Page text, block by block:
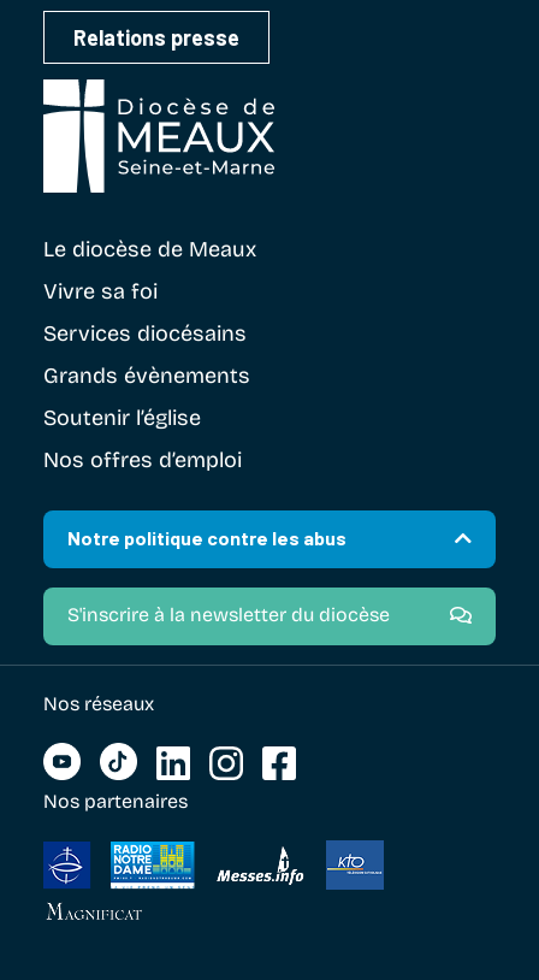
Relations presse
Le diocèse de Meaux
Vivre sa foi
Services diocésains
Grands évènements
Soutenir l’église
Nos offres d’emploi
Notre politique contre les abus
S'inscrire à la newsletter du diocèse
Nos réseaux
Nos partenaires